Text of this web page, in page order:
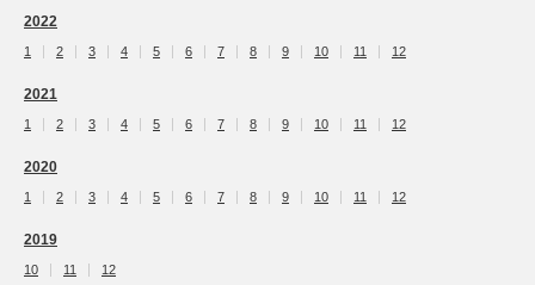
2022
1 2 3 4 5 6 7 8 9 10 11 12
2021
1 2 3 4 5 6 7 8 9 10 11 12
2020
1 2 3 4 5 6 7 8 9 10 11 12
2019
10 11 12